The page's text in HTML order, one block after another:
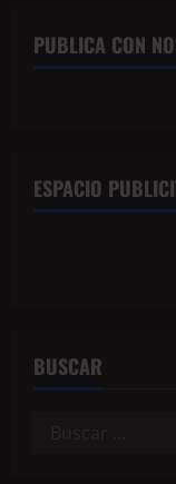
PUBLICA CON
ESPACIO
BUSCAR